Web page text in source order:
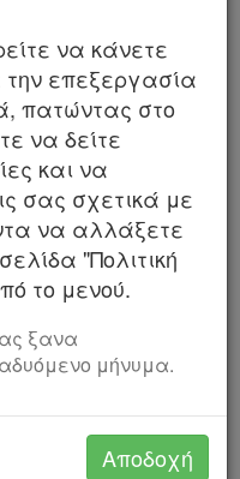
ΔΗΜΟΚΡΑΤΙΑΣ
που ψήφισε η
ΤΗΣ
ΕΠΑΓΓΕΛΜΑΤΙΚΩΝ
Α΄
16 είναι η
να κάνετε
την επεξεργασία
πατώντας στο
να δείτε
και να
σας σχετικά με
να αλλάξετε
"Πολιτική
το μενού.
ξανα
μήνυμα.
Αποδοχή